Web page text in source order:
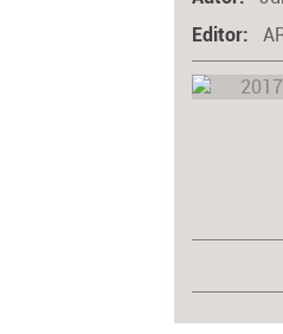
Editor